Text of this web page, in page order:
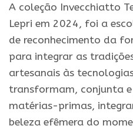
A coleção Invecchiatto
Lepri em 2024, foi a
de reconhecimento da
para integrar as
artesanais às
transformam, conjunta
matérias-primas,
beleza efêmera do